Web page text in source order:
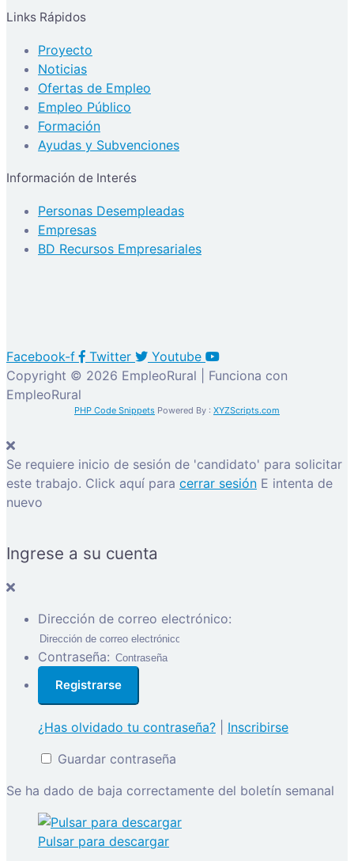
Links Rápidos
Proyecto
Noticias
Ofertas de Empleo
Empleo Público
Formación
Ayudas y Subvenciones
Información de Interés
Personas Desempleadas
Empresas
BD Recursos Empresariales
Facebook-f Twitter
Youtube
Copyright © 2026 EmpleoRural | Funciona con
EmpleoRural
PHP Code Snippets Powered By : XYZScripts.com
Se requiere inicio de sesión de 'candidato' para solicitar
este trabajo. Click aquí para cerrar sesión E intenta de
nuevo
Ingrese a su cuenta
Dirección de correo electrónico:
Contraseña:
¿Has olvidado tu contraseña?
Inscribirse
Guardar contraseña
Se ha dado de baja correctamente del boletín semanal
Pulsar para descargar